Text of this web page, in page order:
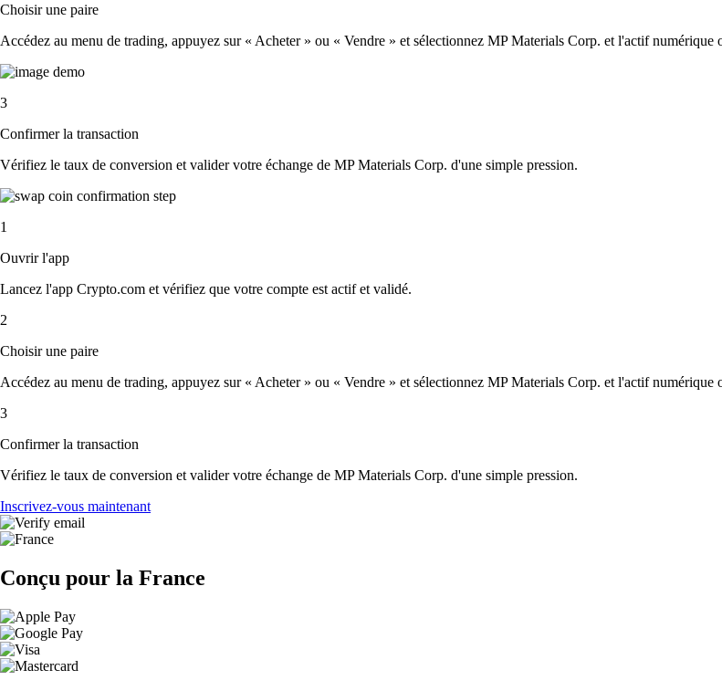
Choisir une paire
Accédez au menu de trading, appuyez sur « Acheter » ou « Vendre » et sélectionnez MP Materials Corp. et l'actif
3
Confirmer la transaction
Vérifiez le taux de conversion et valider votre échange de MP Materials Corp. d'une simple pression.
1
Ouvrir l'app
Lancez l'app Crypto.com et vérifiez que votre compte est actif et validé.
2
Choisir une paire
Accédez au menu de trading, appuyez sur « Acheter » ou « Vendre » et sélectionnez MP Materials Corp. et l'actif
3
Confirmer la transaction
Vérifiez le taux de conversion et valider votre échange de MP Materials Corp. d'une simple pression.
Inscrivez-vous maintenant
Conçu pour la France